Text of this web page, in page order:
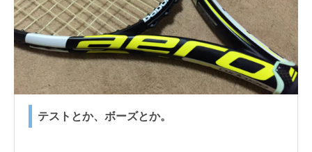
テストとか、ボーズとか。